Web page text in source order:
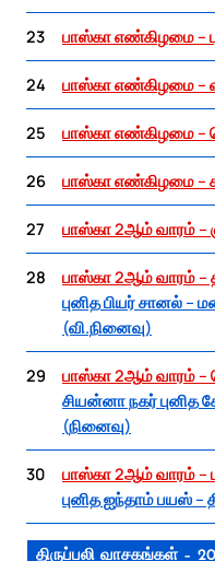
23 பாஸ்கா எண்கிழமை –
24 பாஸ்கா எண்கிழமை –
25 பாஸ்கா எண்கிழமை –
26 பாஸ்கா எண்கிழமை –
27 பாஸ்கா 2ஆம் வாரம் –
28
பாஸ்கா 2ஆம் வாரம் –
புனித பியர் சானல் –
(வி.நினைவு)
29
பாஸ்கா 2ஆம் வாரம் –
சியன்னா நகர் புனித
(நினைவு)
30
பாஸ்கா 2ஆம் வாரம் –
புனித ஐந்தாம் பயஸ் –
திருப்பலி வாசகங்கள் –